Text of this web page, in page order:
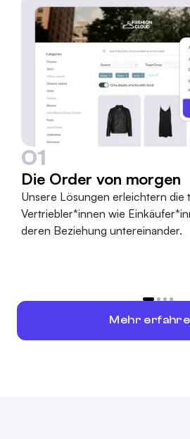
01
Die Order von morgen
Unsere Lösungen erleichtern die
Vertriebler*innen wie
deren Beziehung untereinander.
Mehr